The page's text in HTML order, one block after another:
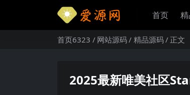
首页
首页6323 网站源码 精品源码 正文
2025最新唯美社区